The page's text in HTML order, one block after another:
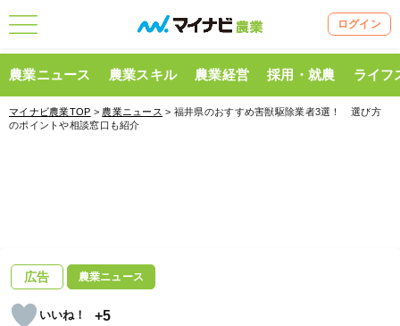
ログイン
農業ニュース 農業スキル 農業経営 採用・就農 ライフ
マイナビ農業TOP > 農業ニュース > 福井県のおすすめ害獣駆除業者3選！ 選び方
のポイントや相談窓口も紹介
広告 農業ニュース
+5